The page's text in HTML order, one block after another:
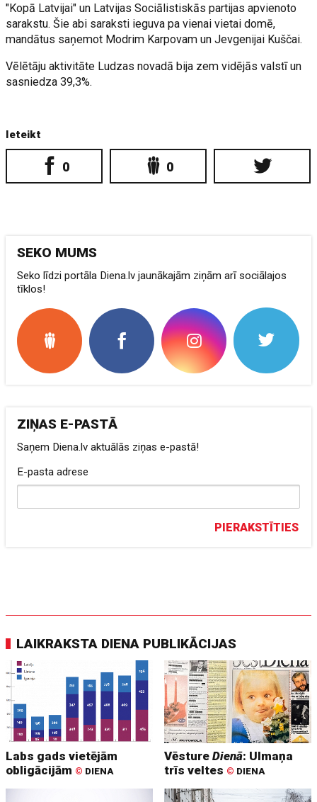
"Kopā Latvijai" un Latvijas Sociālistiskās partijas apvienoto
sarakstu. Šie abi saraksti ieguva pa vienai vietai domē,
mandātus saņemot Modrim Karpovam un Jevgenijai Kuščai.
Vēlētāju aktivitāte Ludzas novadā bija zem vidējās valstī un
sasniedza 39,3%.
Ieteikt
0 0
SEKO MUMS
Seko līdzi portāla Diena.lv jaunākajām ziņām arī sociālajos
tīklos!
ZIŅAS E-PASTĀ
Saņem Diena.lv aktuālās ziņas e-pastā!
E-pasta adrese
PIERAKSTĪTIES
LAIKRAKSTA DIENA PUBLIKĀCIJAS
Labs gads vietējām
obligācijām © DIENA
VēstureDienā: Ulmaņa
trīs veltes © DIENA